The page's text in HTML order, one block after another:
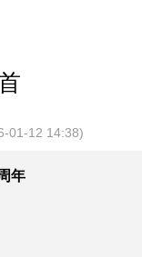
01-12 14:38)
年